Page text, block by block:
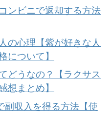
ンビニで返却する方法
の心理【紫が好きな人
について】
どうなの？【ラクサス
想まとめ】
副収入を得る方法【使